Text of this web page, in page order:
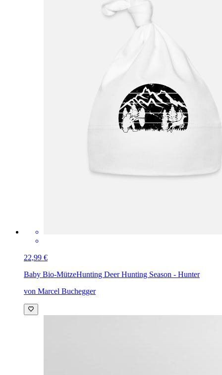
22,99 €
Baby Bio-MützeHunting Deer Hunting Season - Hunter
von Marcel Buchegger